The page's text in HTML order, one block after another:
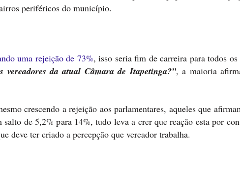
periféricos do município.
uma rejeição de 73%, isso seria fim de carreira para todos os
vereadores da atual Câmara de Itapetinga?”, a maioria
crescendo a rejeição aos parlamentares, aqueles que
de 5,2% para 14%, tudo leva a crer que reação esta por
deve ter criado a percepção que vereador trabalha.